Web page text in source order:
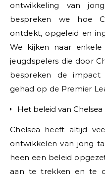
ontwikkeling van
bespreken we hoe
ontdekt, opgeleid en
We kijken naar
jeugdspelers die door
bespreken de
gehad op de Premier
Het beleid van Chelsea
Chelsea heeft altijd
ontwikkelen van jong
heen een beleid
aan te trekken en te